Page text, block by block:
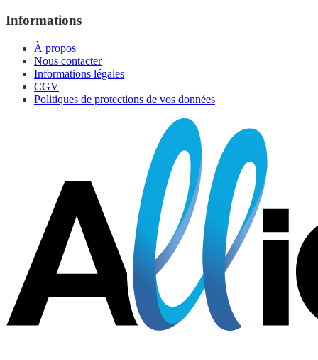
Informations
À propos
Nous contacter
Informations légales
CGV
Politiques de protections de vos données